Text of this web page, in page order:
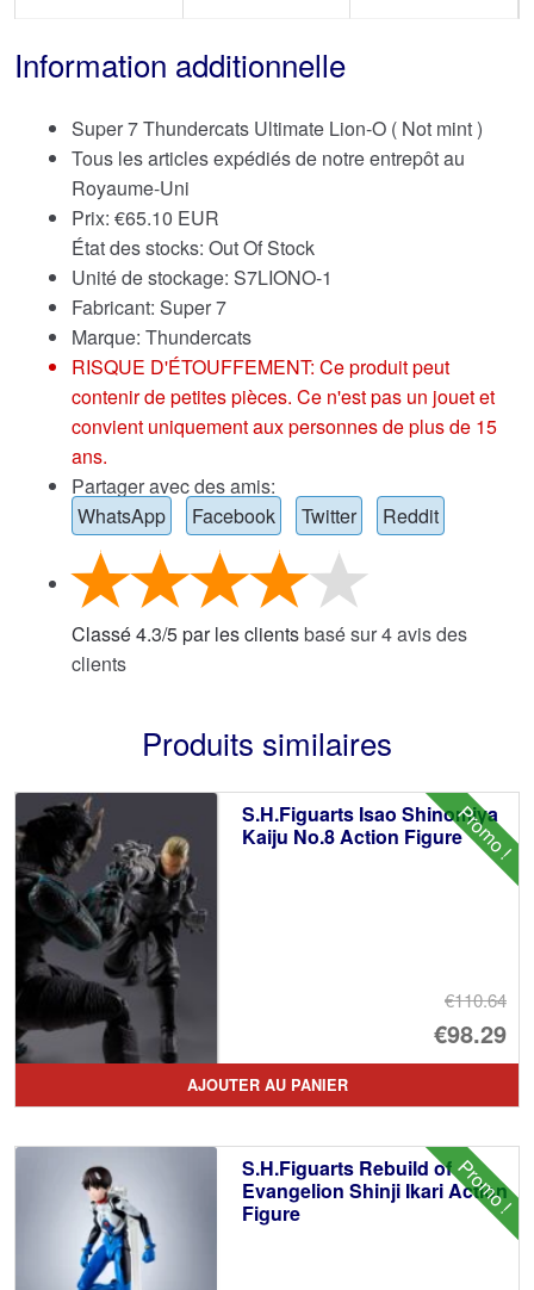
Information additionnelle
Super 7 Thundercats Ultimate Lion-O ( Not mint )
Tous les articles expédiés de notre entrepôt au
Royaume-Uni
Prix: €65.10 EUR
État des stocks: Out Of Stock
Unité de stockage: S7LIONO-1
Fabricant: Super 7
Marque: Thundercats
RISQUE D'ÉTOUFFEMENT: Ce produit peut
contenir de petites pièces. Ce n'est pas un jouet et
convient uniquement aux personnes de plus de 15
ans.
Partager avec des amis:
WhatsApp
Facebook Twitter Reddit
Classé4.3/5par les clientsbasé sur4avis des
clients
Produits similaires
Promo !
S.H.Figuarts Isao Shinomiya
Kaiju No.8 Action Figure
€110.64
Le
€98.29
Le
AJOUTER AU PANIER
Promo !
S.H.Figuarts Rebuild of
Evangelion Shinji Ikari Action
Figure